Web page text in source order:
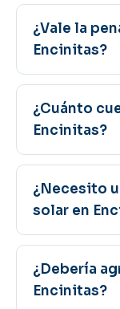
¿Vale la
Encinitas?
¿Cuánto
Encinitas?
¿Necesito
solar en
¿Debería
Encinitas?